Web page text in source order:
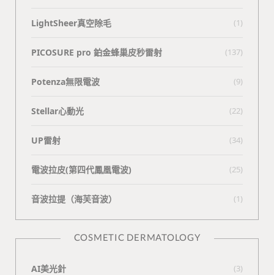
LightSheer真空除毛 (1)
PICOSURE pro 鉑金蜂巢皮秒雷射 (137)
Potenza無限電波 (9)
Stellar心動光 (22)
UP雷射 (34)
電波拉皮(第四代鳳凰電波) (25)
⾳波拉提（海芙⾳波） (1)
COSMETIC DERMATOLOGY
AI美光針 (3)